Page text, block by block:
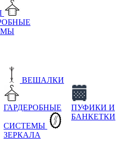
ВЕШАЛКИ
ГАРДЕРОБНЫЕ
СИСТЕМЫ
ЗЕРКАЛА
ПУФИКИ И
БАНКЕТКИ